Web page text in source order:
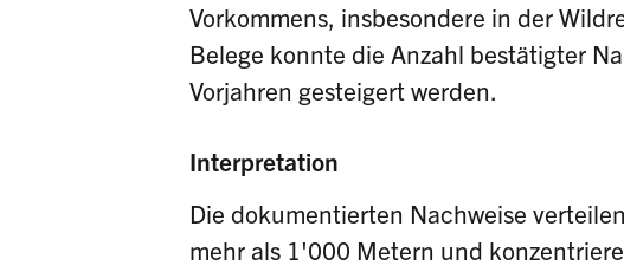
Vorkommens, insbesondere in der
Belege konnte die Anzahl bestätigter
Vorjahren gesteigert werden.
Interpretation
Die dokumentierten Nachweise
mehr als 1'000 Metern und